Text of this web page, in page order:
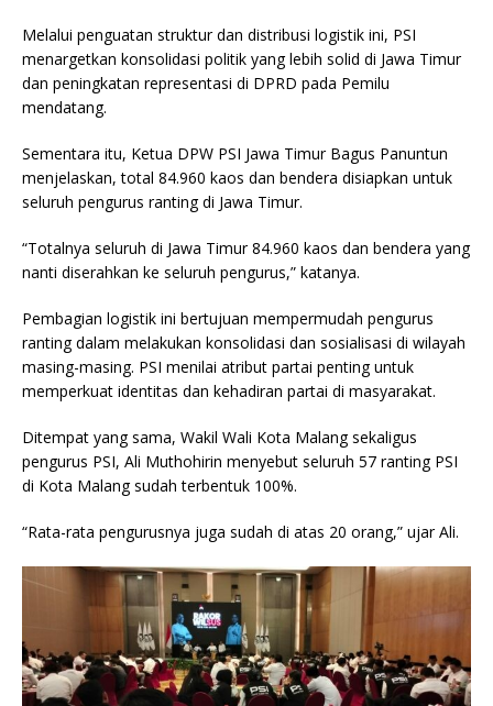
Melalui penguatan struktur dan distribusi logistik ini, PSI
menargetkan konsolidasi politik yang lebih solid di Jawa Timur
dan peningkatan representasi di DPRD pada Pemilu
mendatang.
Sementara itu, Ketua DPW PSI Jawa Timur Bagus Panuntun
menjelaskan, total 84.960 kaos dan bendera disiapkan untuk
seluruh pengurus ranting di Jawa Timur.
“Totalnya seluruh di Jawa Timur 84.960 kaos dan bendera yang
nanti diserahkan ke seluruh pengurus,” katanya.
Pembagian logistik ini bertujuan mempermudah pengurus
ranting dalam melakukan konsolidasi dan sosialisasi di wilayah
masing-masing. PSI menilai atribut partai penting untuk
memperkuat identitas dan kehadiran partai di masyarakat.
Ditempat yang sama, Wakil Wali Kota Malang sekaligus
pengurus PSI, Ali Muthohirin menyebut seluruh 57 ranting PSI
di Kota Malang sudah terbentuk 100%.
“Rata-rata pengurusnya juga sudah di atas 20 orang,” ujar Ali.